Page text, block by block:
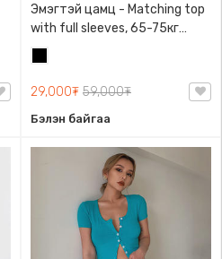
Эмэгтэй цамц - Matching top
with full sleeves, 65-75кг
жинд таарна, ZARA,
0962/642/800, Задгай
энгэртэй, Урт ханцуйтай,
29,000₮ 59,000₮
Бэлэн байгаа